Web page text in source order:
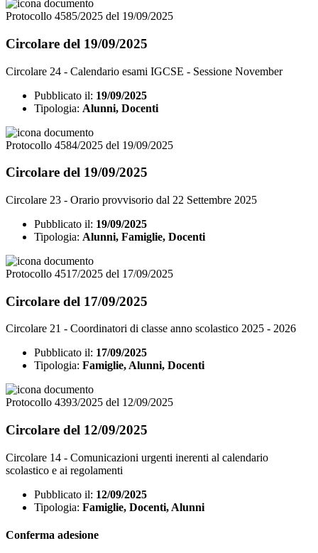
Protocollo 4585/2025 del 19/09/2025
Circolare del 19/09/2025
Circolare 24 - Calendario esami IGCSE - Sessione November
Pubblicato il: 19/09/2025
Tipologia: Alunni, Docenti
Protocollo 4584/2025 del 19/09/2025
Circolare del 19/09/2025
Circolare 23 - Orario provvisorio dal 22 Settembre 2025
Pubblicato il: 19/09/2025
Tipologia: Alunni, Famiglie, Docenti
Protocollo 4517/2025 del 17/09/2025
Circolare del 17/09/2025
Circolare 21 - Coordinatori di classe anno scolastico 2025 - 2026
Pubblicato il: 17/09/2025
Tipologia: Famiglie, Alunni, Docenti
Protocollo 4393/2025 del 12/09/2025
Circolare del 12/09/2025
Circolare 14 - Comunicazioni urgenti inerenti al calendario
scolastico e ai regolamenti
Pubblicato il: 12/09/2025
Tipologia: Famiglie, Docenti, Alunni
Conferma adesione